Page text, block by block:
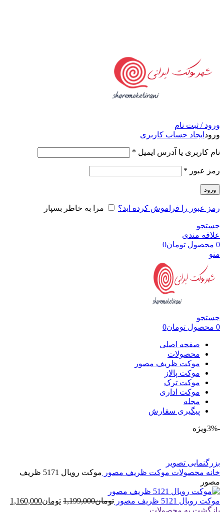
ورود / ثبت نام
ورود ایجاد حساب کاربری
نام کاربری یا آدرس ایمیل *
رمز عبور *
ورود
رمز عبور را فراموش کرده اید؟ مرا به خاطر بسپار
جستجو
علاقه مندی
0 محصول تومان0
منو
جستجو
0 محصول تومان0
صفحه اصلی
محصولات
موکت ظریف مصور
موکت پالاز
موکت ترک
موکت اداری
مجله
پیگیری سفارش
-3% ویژه
بزرگنمایی تصویر
خانه محصولات موکت ظریف مصور
موکت رویال 5171 ظریف
مصور
موکت رویال 5121 ظریف مصور تومان1,199,000 قیمت
تومان1,160,000
بازگشت به محصولات